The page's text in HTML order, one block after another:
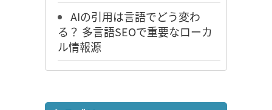
AIの引用は言語でどう変わ
る？ 多言語SEOで重要なローカ
ル情報源